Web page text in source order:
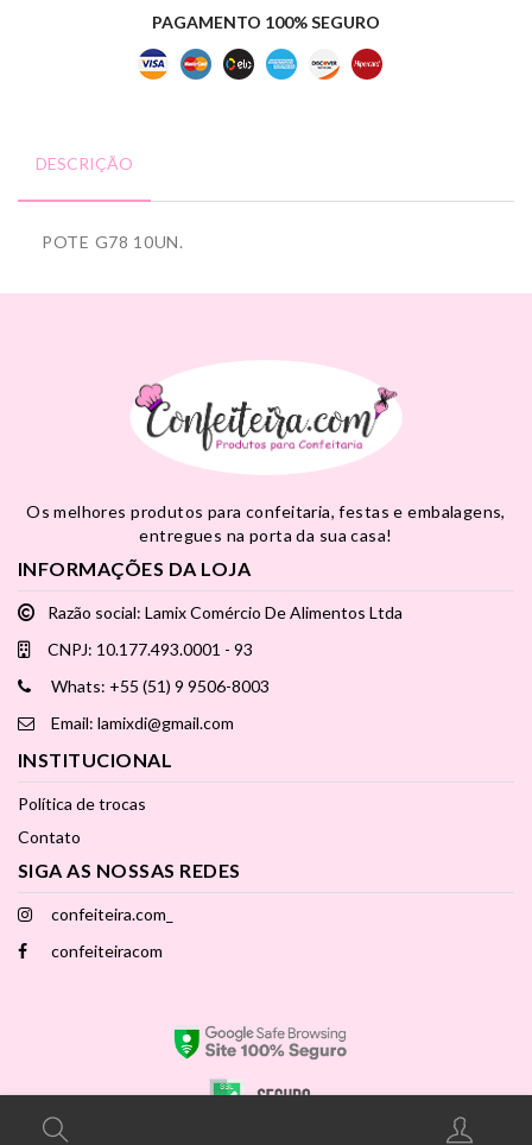
PAGAMENTO 100% SEGURO
DESCRIÇÃO
POTE G78 10UN.
Os melhores produtos para confeitaria, festas e embalagens,
entregues na porta da sua casa!
INFORMAÇÕES DA LOJA
Razão social: Lamix Comércio De Alimentos Ltda
CNPJ: 10.177.493.0001 - 93
Whats: +55 (51) 9 9506-8003
Email: lamixdi@gmail.com
INSTITUCIONAL
Política de trocas
Contato
SIGA AS NOSSAS REDES
confeiteira.com_
confeiteiracom